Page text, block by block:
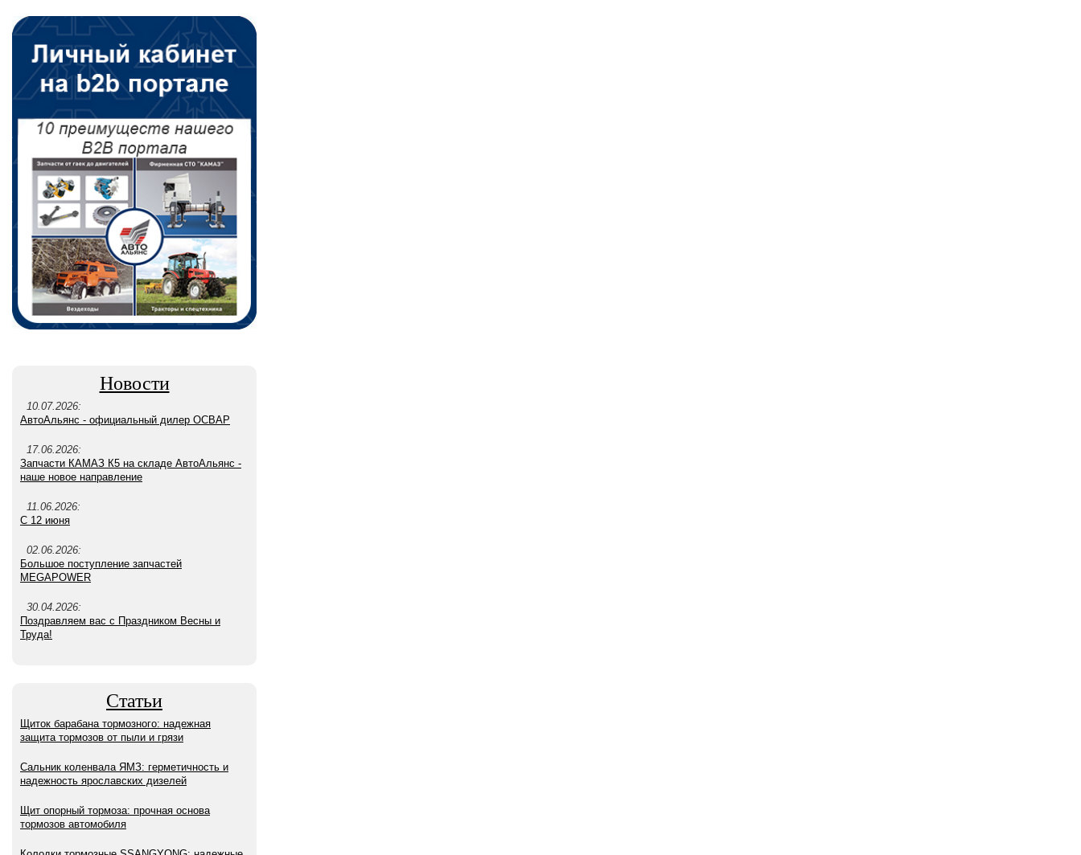
Новости
10.07.2026:
АвтоАльянс - официальный дилер ОСВАР
17.06.2026:
Запчасти КАМАЗ К5 на складе АвтоАльянс -
наше новое направление
11.06.2026:
С 12 июня
02.06.2026:
Большое поступление запчастей
MEGAPOWER
30.04.2026:
Поздравляем вас с Праздником Весны и
Труда!
Статьи
Щиток барабана тормозного: надежная
защита тормозов от пыли и грязи
Сальник коленвала ЯМЗ: герметичность и
надежность ярославских дизелей
Щит опорный тормоза: прочная основа
тормозов автомобиля